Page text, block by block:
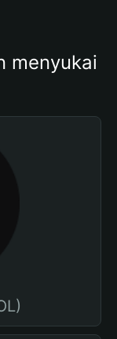
menyukai